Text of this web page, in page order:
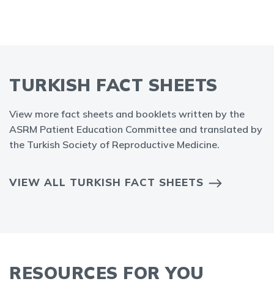
TURKISH FACT SHEETS
View more fact sheets and booklets written by the
ASRM Patient Education Committee and translated by
the Turkish Society of Reproductive Medicine.
VIEW ALL TURKISH FACT SHEETS
RESOURCES FOR YOU